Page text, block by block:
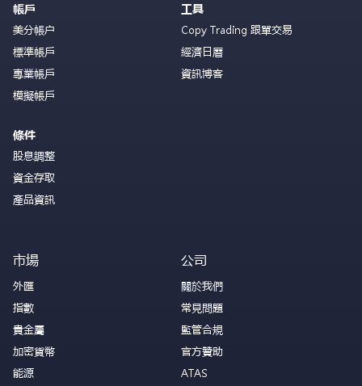
帳戶
美分帳户
標準帳戶
專業帳戶
模擬帳戶
條件
股息調整
資金存取
產品資訊
工具
Copy Trading 跟單交易
經濟日曆
資訊博客
市場
外匯
指數
貴金屬
加密貨幣
能源
公司
關於我們
常見問題
監管合規
官方贊助
ATAS